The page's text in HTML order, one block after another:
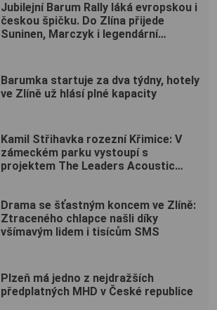
Jubilejní Barum Rally láká evropskou i
českou špičku. Do Zlína přijede
Suninen, Marczyk i legendární
Barumka startuje za dva týdny, hotely
ve Zlíně už hlásí plné kapacity
Kamil Střihavka rozezní Křimice: V
zámeckém parku vystoupí s
projektem The Leaders Acoustic
Drama se šťastným koncem ve Zlíně:
Ztraceného chlapce našli díky
všímavým lidem i tisícům SMS
Plzeň má jedno z nejdražších
předplatných MHD v České republice